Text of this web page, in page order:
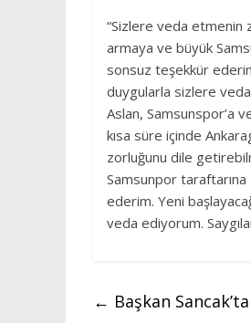
“Sizlere veda etmenin
armaya ve büyük
sonsuz teşekkür
duygularla sizlere veda
Aslan, Samsunspor’a
kısa süre içinde
zorluğunu dile
Samsunpor taraftarına
ederim. Yeni
veda ediyorum.
← Başkan